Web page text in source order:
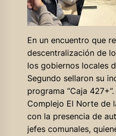
En un encuentro que
descentralización de
los gobiernos locales
Segundo sellaron su
programa “Caja
Complejo El Norte de
con la presencia de
jefes comunales,